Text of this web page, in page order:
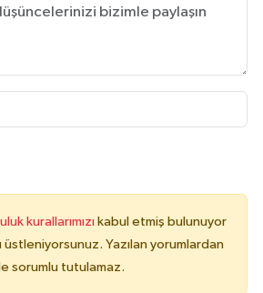
kurallarımızı kabul etmiş bulunuyor
Yazılan yorumlardan
sorumlu tutulamaz.